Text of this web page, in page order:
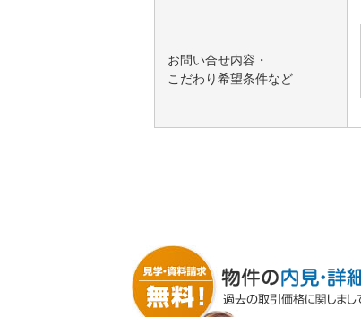
お問い合せ内容・
こだわり希望条件など